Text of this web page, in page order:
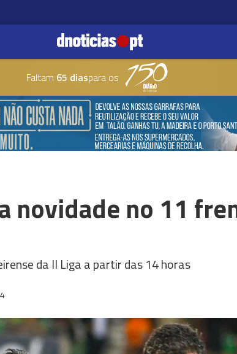
Faltam 65 diaspara os
novidade no 11
da II Liga a partir das 14 horas